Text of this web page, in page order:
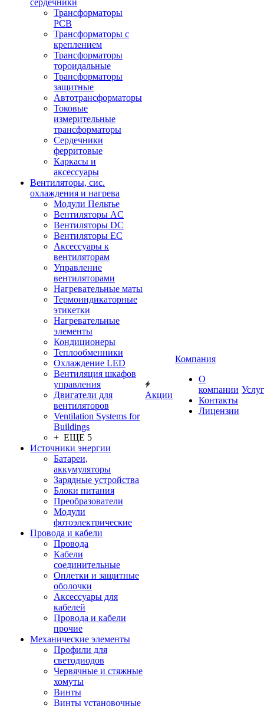
сердечники
Трансформаторы
PCB
Трансформаторы с
креплением
Трансформаторы
тороидальные
Трансформаторы
защитные
Автотрансформаторы
Токовые
измерительные
трансформаторы
Сердечники
ферритовые
Каркасы и
аксессуары
Вентиляторы, сис.
охлаждения и нагрева
Модули Пельтье
Вентиляторы AC
Вентиляторы DC
Вентиляторы EC
Аксессуары к
вентиляторам
Управление
вентиляторами
Нагревательные маты
Термоиндикаторные
этикетки
Нагревательные
элементы
Кондиционеры
Теплообменники
Охлаждение LED
Вентиляция шкафов
управления
Двигатели для
вентиляторов
Ventilation Systems for
Buildings
+ ЕЩЕ 5
Источники энергии
Батареи,
аккумуляторы
Зарядные устройства
Блоки питания
Преобразователи
Модули
фотоэлектрические
Провода и кабели
Провода
Кабели
соединительные
Оплетки и защитные
оболочки
Аксессуары для
кабелей
Провода и кабели
прочие
Механические элементы
Профили для
светодиодов
Червячные и стяжные
хомуты
Винты
Винты установочные
Акции
Компания
О
компании
Контакты
Лицензии